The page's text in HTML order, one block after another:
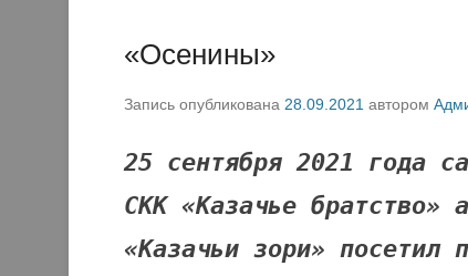
«Осенины»
Запись опубликована 28.09.2021 автором
25 сентября 2021 года
СКК «Казачье братство»
«Казачьи зори» посетил